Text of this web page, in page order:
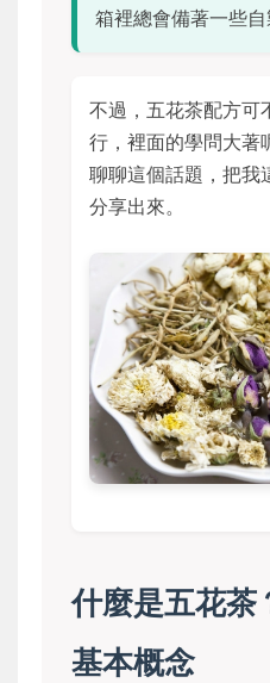
箱裡總會備著一些自
不過，五花茶配方可
行，裡面的學問大著
聊聊這個話題，把我
分享出來。
什麼是五花茶
基本概念